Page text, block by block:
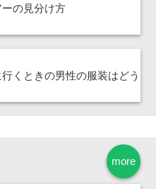
の見分け方
くときの男性の服装はどう
more